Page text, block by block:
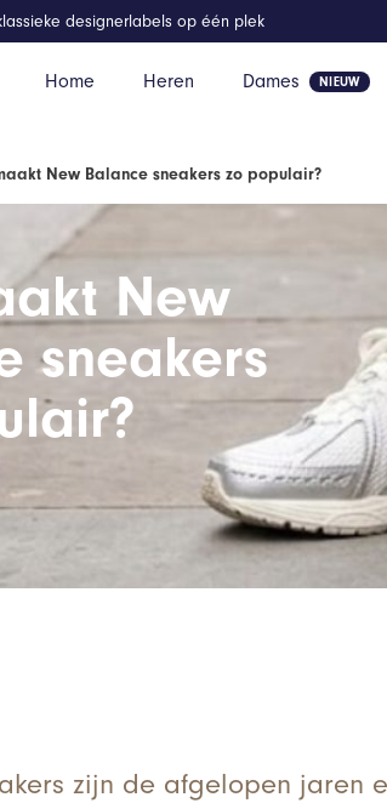
Home Heren Dames
designerlabels op één plek
New Balance sneakers zo populair?
New
sneakers
zijn de afgelopen jaren